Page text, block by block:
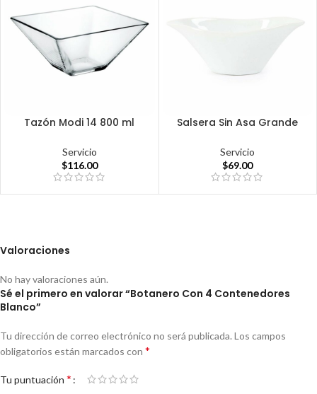
Tazón Modi 14 800 ml
Servicio
$116.00
Salsera Sin Asa Grande
Servicio
$69.00
Valoraciones
No hay valoraciones aún.
Sé el primero en valorar “Botanero Con 4 Contenedores
Blanco”
Tu dirección de correo electrónico no será publicada. Los campos
obligatorios están marcados con *
Tu puntuación *